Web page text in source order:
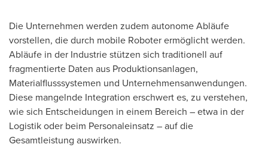
Die Unternehmen werden zudem autonome Abläufe
vorstellen, die durch mobile Roboter ermöglicht werden.
Abläufe in der Industrie stützen sich traditionell auf
fragmentierte Daten aus Produktionsanlagen,
Materialflusssystemen und Unternehmensanwendungen.
Diese mangelnde Integration erschwert es, zu verstehen,
wie sich Entscheidungen in einem Bereich – etwa in der
Logistik oder beim Personaleinsatz – auf die
Gesamtleistung auswirken.